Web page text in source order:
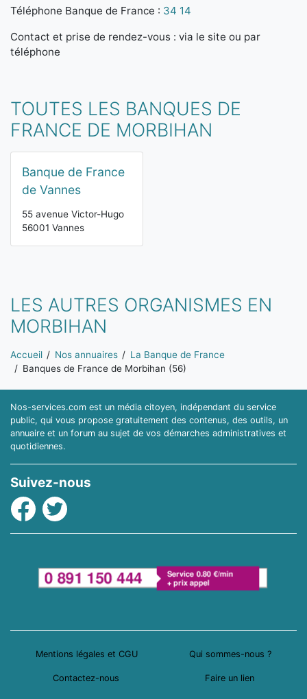
Téléphone Banque de France : 34 14
Contact et prise de rendez-vous : via le site ou par
téléphone
TOUTES LES BANQUES DE
FRANCE DE MORBIHAN
Banque de France
de Vannes
55 avenue Victor-Hugo
56001 Vannes
LES AUTRES ORGANISMES EN
MORBIHAN
Vous êtes ici:
Accueil Nos annuaires
La Banque de France
Banques de France de Morbihan (56)
Nos-services.com est un média citoyen, indépendant du service
public, qui vous propose gratuitement des contenus, des outils, un
annuaire et un forum au sujet de vos démarches administratives et
quotidiennes.
Suivez-nous
Facebook
Twitter
Mentions légales et CGU Qui sommes-nous ?
Contactez-nous Faire un lien